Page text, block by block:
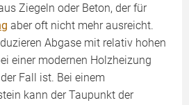
Ziegeln oder Beton, der für
aber oft nicht mehr ausreicht.
Abgase mit relativ hohen
einer modernen Holzheizung
Fall ist. Bei einem
kann der Taupunkt der